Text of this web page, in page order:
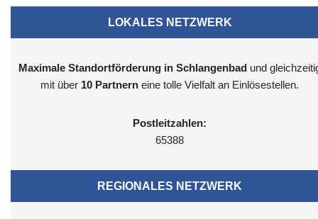
LOKALES NETZWERK
Maximale Standortförderung in Schlangenbad und
mit über 10 Partnern eine tolle Vielfalt an Einlösestellen.
Postleitzahlen:
65388
REGIONALES NETZWERK